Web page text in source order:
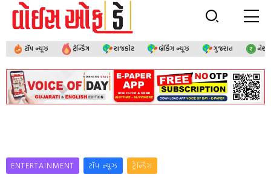
ટૉપ ન્યૂઝ ટ્રેન્ડિંગ રાજકોટ બ્રેકિંગ ન્યૂઝ ગુજરાત
ENTERTAINMENT ટૉપ ન્યૂઝ ટ્રેન્ડિંગ